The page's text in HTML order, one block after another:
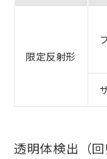
限定反射形
透明体検出（回